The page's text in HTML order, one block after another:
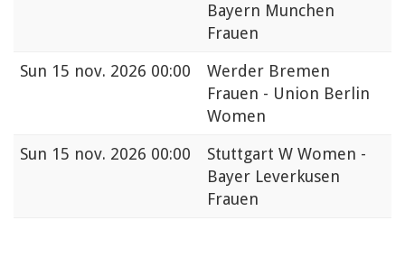
Bayern Munchen
Frauen
Sun 15 nov. 2026 00:00
Werder Bremen
Frauen - Union Berlin
Women
Sun 15 nov. 2026 00:00
Stuttgart W Women -
Bayer Leverkusen
Frauen